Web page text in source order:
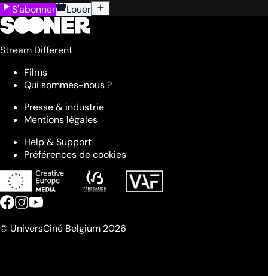
S'abonner
Louer
Stream Different
Films
Qui sommes-nous ?
Presse & industrie
Mentions légales
Help & Support
Préférences de cookies
© UniversCiné Belgium 2026